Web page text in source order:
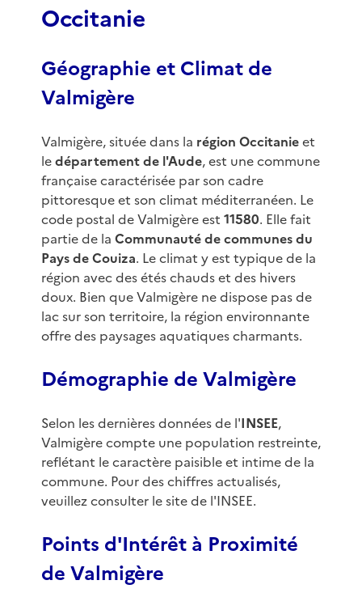
Occitanie
Géographie et Climat de
Valmigère
Valmigère, située dans la région Occitanieet
ledépartement de l'Aude, est une commune
française caractérisée par son cadre
pittoresque et son climat méditerranéen. Le
code postal de Valmigère est 11580. Elle fait
partie de la Communauté de communes du
Pays de Couiza. Le climat y est typique de la
région avec des étés chauds et des hivers
doux. Bien que Valmigère ne dispose pas de
lac sur son territoire, la région environnante
offre des paysages aquatiques charmants.
Démographie de Valmigère
Selon les dernières données de l'INSEE,
Valmigère compte une population restreinte,
reflétant le caractère paisible et intime de la
commune. Pour des chiffres actualisés,
veuillez consulter le site de l'INSEE.
Points d'Intérêt à Proximité
de Valmigère